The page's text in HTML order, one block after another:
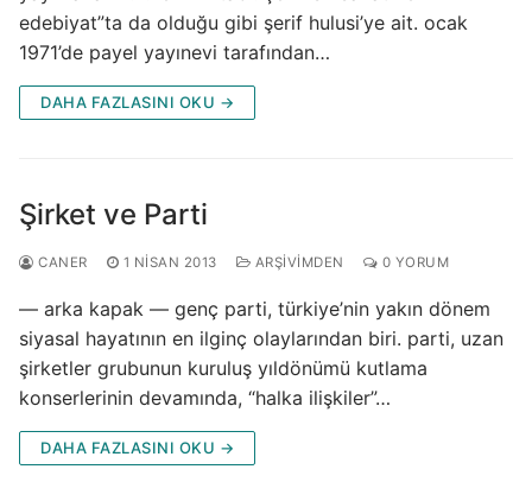
edebiyat”ta da olduğu gibi şerif hulusi’ye ait. ocak
1971’de payel yayınevi tarafından…
DAHA FAZLASINI OKU →
Şirket ve Parti
CANER 1 NISAN 2013 ARŞIVIMDEN 0 YORUM
— arka kapak — genç parti, türkiye’nin yakın dönem
siyasal hayatının en ilginç olaylarından biri. parti, uzan
şirketler grubunun kuruluş yıldönümü kutlama
konserlerinin devamında, “halka ilişkiler”…
DAHA FAZLASINI OKU →